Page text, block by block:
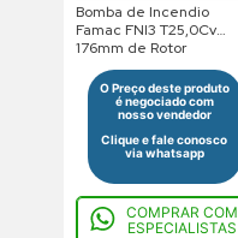
Bomba de Incendio
Famac FNI3 T25,0Cv
176mm de Rotor
220/380/440V Trifasico
Saída Roscada
O Preço deste produto
é negociado com
nosso vendedor
Clique e fale conosco
via whatsapp
COMPRAR COM
ESPECIALISTAS